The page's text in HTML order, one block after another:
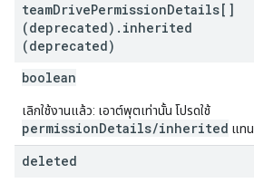
teamDrivePermissionDetails[]
(deprecated) . inherited
(deprecated)
boolean
เลิกใช้งานแล้ว: เอาต์พุตเท่านั้น โปรดใช้
permissionDetails/inherited แทน
deleted